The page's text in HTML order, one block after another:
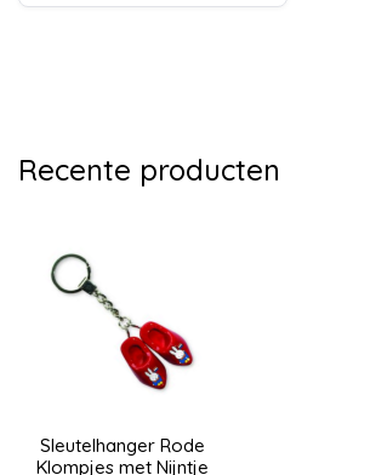
Recente producten
Sleutelhanger Rode
Klompjes met Nijntje